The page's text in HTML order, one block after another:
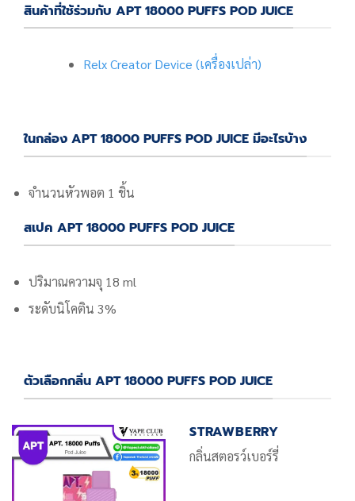
สินค้าที่ใช้ร่วมกับ APT 18000 PUFFS POD JUICE
Relx Creator Device (เครื่องเปล่า)
ในกล่อง APT 18000 PUFFS POD JUICE มีอะไรบ้าง
จำนวนหัวพอต 1 ชิ้น
สเปค APT 18000 PUFFS POD JUICE
ปริมาณความจุ 18 ml
ระดับนิโคติน 3%
ตัวเลือกกลิ่น APT 18000 PUFFS POD JUICE
STRAWBERRY
กลิ่นสตอรว์เบอร์รี่